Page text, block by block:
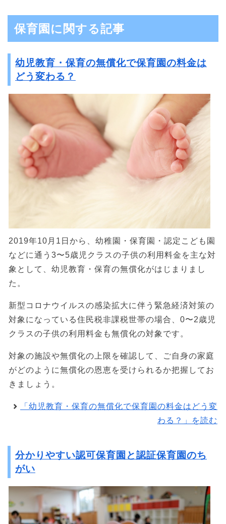
保育園に関する記事
幼児教育・保育の無償化で保育園の料金は
どう変わる？
2019年10月1日から、幼稚園・保育園・認定こども園
などに通う3〜5歳児クラスの子供の利用料金を主な対
象として、幼児教育・保育の無償化がはじまりまし
た。
新型コロナウイルスの感染拡大に伴う緊急経済対策の
対象になっている住民税非課税世帯の場合、0〜2歳児
クラスの子供の利用料金も無償化の対象です。
対象の施設や無償化の上限を確認して、ご自身の家庭
がどのように無償化の恩恵を受けられるか把握してお
きましょう。
「幼児教育・保育の無償化で保育園の料金はどう変
わる？」を読む
分かりやすい認可保育園と認証保育園のち
がい